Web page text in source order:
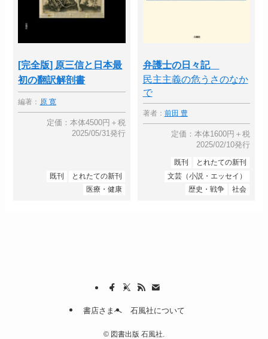
[完全版] 原三信と日本最
初の翻訳解剖書
編著： 原 寛
定価：本体4500円＋税
2025/05/31発行
既刊
とれたての新刊
医療・健康
弁護士の日々記
民主主義の危うさのなか
で
著者： 前田 豊
定価：本体1600円＋税
2025/02/10発行
既刊
とれたての新刊
文芸（小説・エッセイ）
歴史・戦争
社会
書店さまへ 石風社について
© 図書出版 石風社.